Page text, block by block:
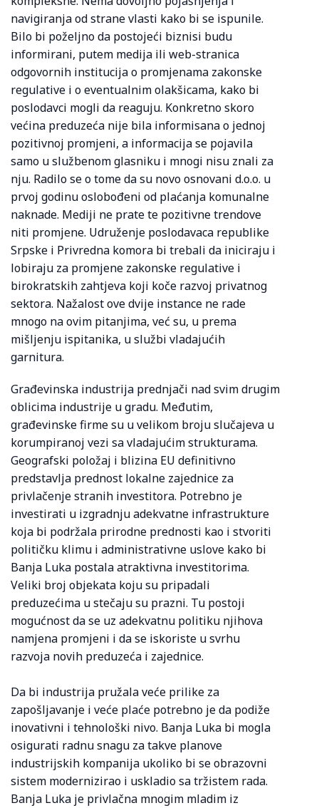
navigiranja od strane vlasti kako bi se ispunile.
Bilo bi poželjno da postojeći biznisi budu
informirani, putem medija ili web-stranica
odgovornih institucija o promjenama zakonske
regulative i o eventualnim olakšicama, kako bi
poslodavci mogli da reaguju. Konkretno skoro
većina preduzeća nije bila informisana o jednoj
pozitivnoj promjeni, a informacija se pojavila
samo u službenom glasniku i mnogi nisu znali za
nju. Radilo se o tome da su novo osnovani d.o.o. u
prvoj godinu oslobođeni od plaćanja komunalne
naknade. Mediji ne prate te pozitivne trendove
niti promjene. Udruženje poslodavaca republike
Srpske i Privredna komora bi trebali da iniciraju i
lobiraju za promjene zakonske regulative i
birokratskih zahtjeva koji koče razvoj privatnog
sektora. Nažalost ove dvije instance ne rade
mnogo na ovim pitanjima, već su, u prema
mišljenju ispitanika, u službi vladajućih
garnitura.
Građevinska industrija prednjači nad svim drugim
oblicima industrije u gradu. Međutim,
građevinske firme su u velikom broju slučajeva u
korumpiranoj vezi sa vladajućim strukturama.
Geografski položaj i blizina EU definitivno
predstavlja prednost lokalne zajednice za
privlačenje stranih investitora. Potrebno je
investirati u izgradnju adekvatne infrastrukture
koja bi podržala prirodne prednosti kao i stvoriti
političku klimu i administrativne uslove kako bi
Banja Luka postala atraktivna investitorima.
Veliki broj objekata koju su pripadali
preduzećima u stečaju su prazni. Tu postoji
mogućnost da se uz adekvatnu politiku njihova
namjena promjeni i da se iskoriste u svrhu
razvoja novih preduzeća i zajednice.
Da bi industrija pružala veće prilike za
zapošljavanje i veće plaće potrebno je da podiže
inovativni i tehnološki nivo. Banja Luka bi mogla
osigurati radnu snagu za takve planove
industrijskih kompanija ukoliko bi se obrazovni
sistem modernizirao i uskladio sa tržistem rada.
Banja Luka je privlačna mnogim mladim iz